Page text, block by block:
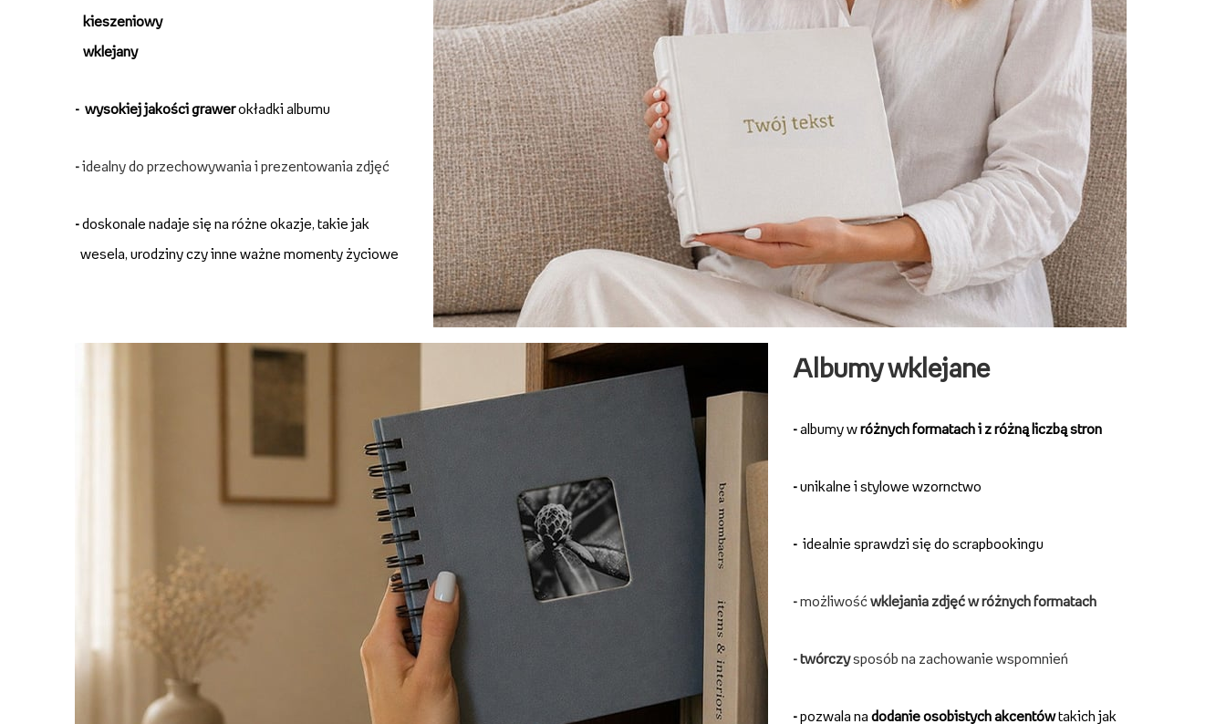
kieszeniowy
wklejany
- wysokiej jakości grawerokładki albumu
-idealny do przechowywania i prezentowania zdjęć
-doskonale nadaje się na różne okazje, takie jak
wesela, urodziny czy inne ważne momenty życiowe
Albumy wklejane
-albumy wróżnych formatach i z różną liczbą stron
-unikalne i stylowe wzornctwo
- idealnie sprawdzi się do scrapbookingu
-możliwośćwklejania zdjęć w różnych formatach
- twórczysposób na zachowanie wspomnień
-pozwala na dodanie osobistych akcentówtakich jak